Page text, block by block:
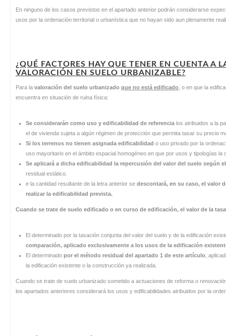
En ninguno de los casos previstos en el apartado anterior podrán considerarse
usos por la ordenación territorial o urbanística que no hayan sido aun plenamente
¿QUÉ FACTORES HAY QUE TENER EN CUENTA A
VALORACIÓN EN SUELO URBANIZABLE?
Para la valoración del suelo urbanizado que no está edificado, o en que la
encuentra en situación de ruina física:
Se considerarán como uso y edificabilidad de referencia los atribuidos a la
el de vivienda sujeta a algún régimen de protección que permita tasar su precio
Si los terrenos no tienen asignada edificabilidad o uso privado por la
uso mayoritario en el ámbito espacial homogéneo en que por usos y tipologías
Se aplicará a dicha edificabilidad la repercusión del valor del suelo según
residual estático.
e la cantidad resultante de la letra anterior se descontará, en su caso, el valor
realizar la edificabilidad prevista.
Cuando se trate de suelo edificado o en curso de edificación, el valor de la
El determinado por la tasación conjunta del valor del suelo y de la edificación
comparación, aplicado exclusivamente a los usos de la edificación
El determinado por el método residual del apartado 1 de este artículo,
la edificación existente o la construcción ya realizada.
Cuando se trate de suelo urbanizado sometido a actuaciones de reforma o
los apartados anteriores considerará los usos y edificabilidades atribuidos por la